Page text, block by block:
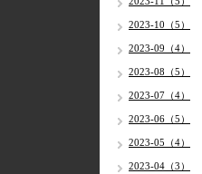
2023-10（5）
2023-09（4）
2023-08（5）
2023-07（4）
2023-06（5）
2023-05（4）
2023-04（3）